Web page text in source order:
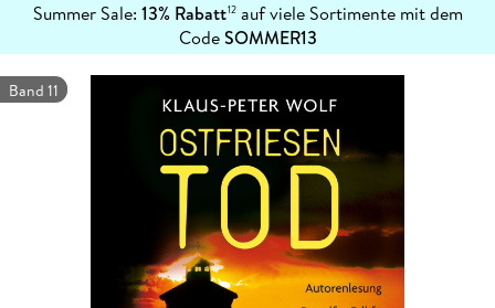
Summer Sale: 13% Rabatt12auf viele Sortimente mit dem
CodeSOMMER13
erfahren
Band 11